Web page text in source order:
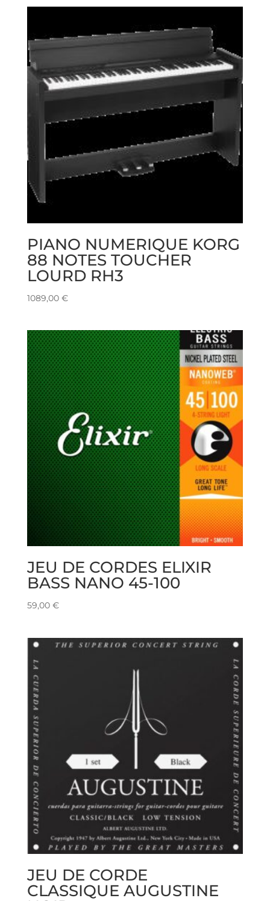
PIANO NUMERIQUE KORG
88 NOTES TOUCHER
LOURD RH3
1089,00 €
JEU DE CORDES ELIXIR
BASS NANO 45-100
59,00 €
JEU DE CORDE
CLASSIQUE AUGUSTINE